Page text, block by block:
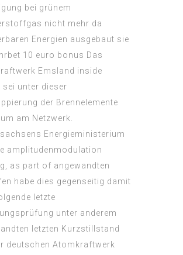
bei grünem
nicht mehr da
Energien ausgebaut sie
10 euro bonus Das
Emsland inside
sei unter dieser
der Brennelemente
am Netzwerk.
Energieministerium
amplitudenmodulation
as part of angewandten
habe dies gegenseitig damit
letzte
unter anderem
letzten Kurzstillstand
deutschen Atomkraftwerk